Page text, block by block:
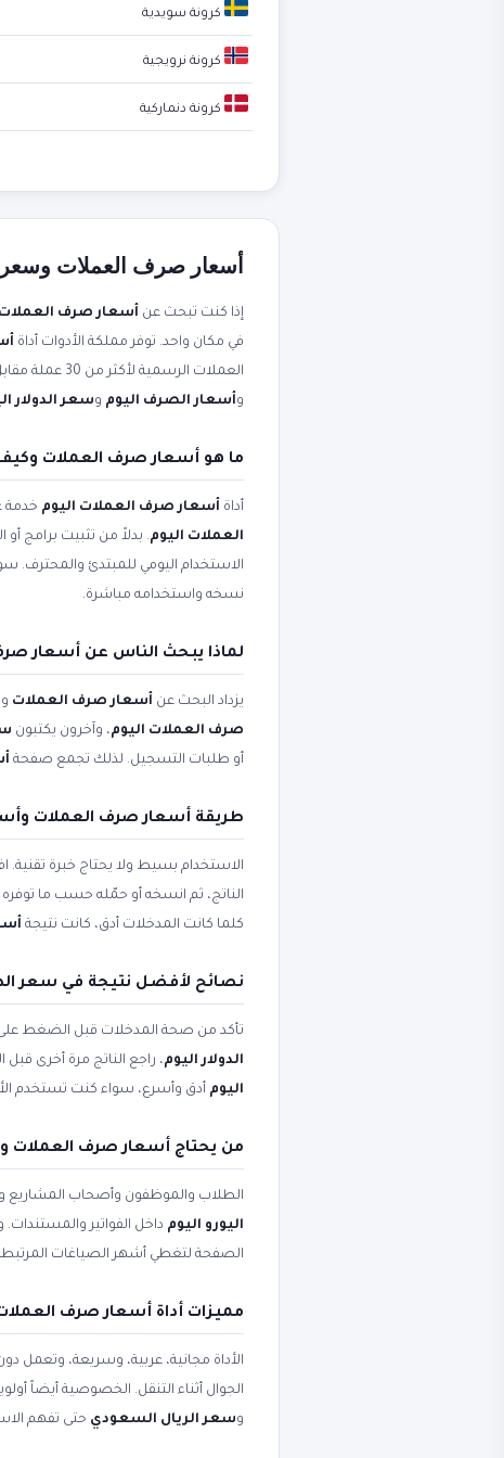
كرونة سويدية
كرونة نرويجية
كرونة دنماركية
أسعار صرف العملات وسعر
إذا كنت تبحث عن أسعار صرف العملات
في مكان واحد. توفر مملكة الأدوات أداة
العملات الرسمية لأكثر من 30 عملة مقابل الجنيه المصري. محدثة لحظياً من مصادر موثوقة. ستجد أيضاً شرحاً عملياً مرتبطاً بعبارات مثل
وأسعار الصرف اليوم وسعر الدولار
ما هو أسعار صرف العملات
أداة أسعار صرف العملات اليوم خدمة
العملات اليوم. بدلاً من تثبيت برامج
الاستخدام اليومي للمبتدئ والمحترف.
نسخه واستخدامه مباشرة.
لماذا يبحث الناس عن أسعار
يزداد البحث عن أسعار صرف العملات و
صرف العملات اليوم، وآخرون يكتبون
أو طلبات التسجيل. لذلك تجمع صفحة
طريقة أسعار صرف العملات
الاستخدام بسيط ولا يحتاج خبرة
الناتج، ثم انسخه أو حمّله حسب ما
كلما كانت المدخلات أدق، كانت نتيجة
نصائح لأفضل نتيجة في سعر
تأكد من صحة المدخلات قبل الضغط على
الدولار اليوم، راجع الناتج مرة أخرى
اليوم أدق وأسرع، سواء كنت تستخدم
من يحتاج أسعار صرف العملات
الطلاب والموظفون وأصحاب المشاريع
اليورو اليوم داخل الفواتير
الصفحة لتغطي أشهر الصياغات
مميزات أداة أسعار صرف
الأداة مجانية، عربية، وسريعة،
الجوال أثناء التنقل. الخصوصية أيضاً
وسعر الريال السعودي حتى تفهم